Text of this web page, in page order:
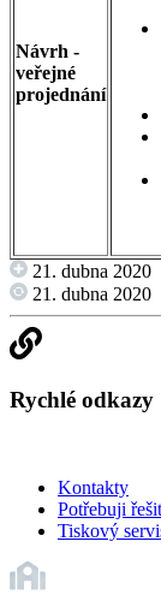
Návrh -
veřejné
projednání
21. dubna 2020
21. dubna 2020
Rychlé odkazy
Kontakty
Potřebuji řešit
Tiskový